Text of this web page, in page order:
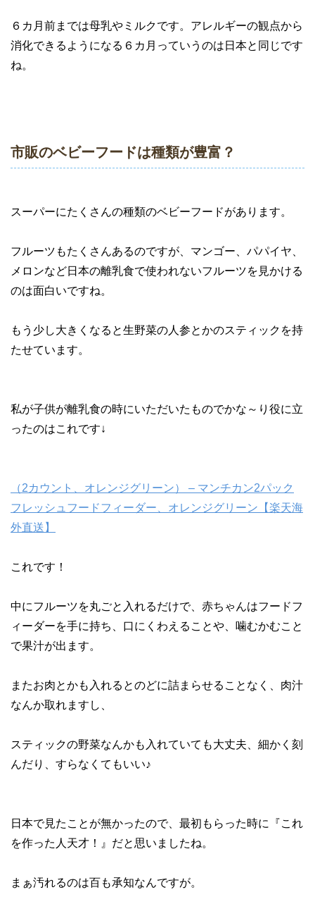
６カ月前までは母乳やミルクです。アレルギーの観点から
消化できるようになる６カ月っていうのは日本と同じです
ね。
市販のベビーフードは種類が豊富？
スーパーにたくさんの種類のベビーフードがあります。
フルーツもたくさんあるのですが、マンゴー、パパイヤ、
メロンなど日本の離乳食で使われないフルーツを見かける
のは面白いですね。
もう少し大きくなると生野菜の人参とかのスティックを持
たせています。
私が子供が離乳食の時にいただいたものでかな～り役に立
ったのはこれです↓
（2カウント、オレンジグリーン） – マンチカン2パック
フレッシュフードフィーダー、オレンジグリーン【楽天海
外直送】
これです！
中にフルーツを丸ごと入れるだけで、赤ちゃんはフードフ
ィーダーを手に持ち、口にくわえることや、噛むかむこと
で果汁が出ます。
またお肉とかも入れるとのどに詰まらせることなく、肉汁
なんか取れますし、
スティックの野菜なんかも入れていても大丈夫、細かく刻
んだり、すらなくてもいい♪
日本で見たことが無かったので、最初もらった時に『これ
を作った人天才！』だと思いましたね。
まぁ汚れるのは百も承知なんですが。